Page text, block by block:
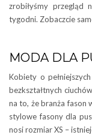
zrobiłyśmy przegląd
tygodni. Zobaczcie
MODA DLA
Kobiety o
bezkształtnych
na to, że branża fason
stylowe fasony dla
nosi rozmiar XS –